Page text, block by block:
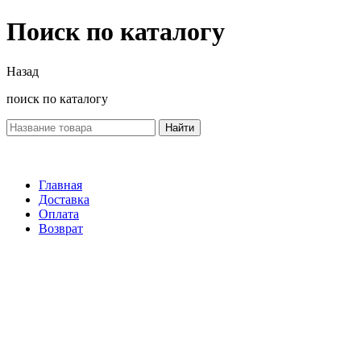
Поиск по каталогу
Назад
поиск по каталогу
Найти
Главная
Доставка
Оплата
Возврат